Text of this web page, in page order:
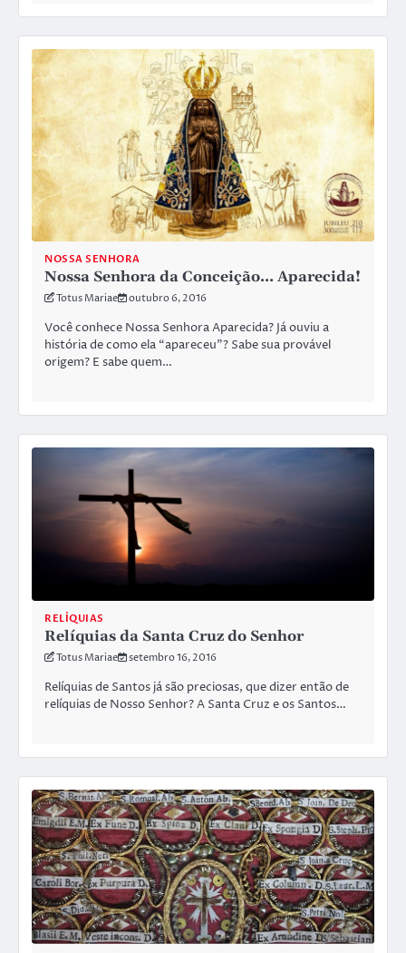
NOSSA SENHORA
Nossa Senhora da Conceição… Aparecida!
Totus Mariae outubro 6, 2016
Você conhece Nossa Senhora Aparecida? Já ouviu a
história de como ela “apareceu”? Sabe sua provável
origem? E sabe quem…
RELÍQUIAS
Relíquias da Santa Cruz do Senhor
Totus Mariae setembro 16, 2016
Relíquias de Santos já são preciosas, que dizer então de
relíquias de Nosso Senhor? A Santa Cruz e os Santos…